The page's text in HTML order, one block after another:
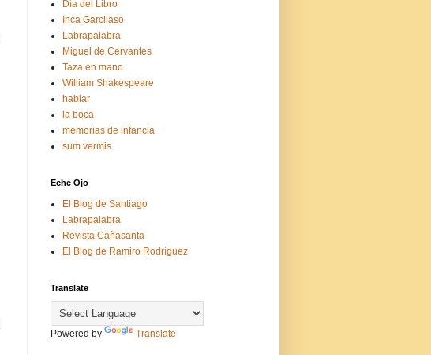
Día del Libro
Inca Garcilaso
Labrapalabra
Miguel de Cervantes
Taza en mano
William Shakespeare
hablar
la boca
memorias de infancia
sum vermis
Eche Ojo
El Blog de Santiago
Labrapalabra
Revista Cañasanta
El Blog de Ramiro Rodríguez
Translate
Powered by Translate